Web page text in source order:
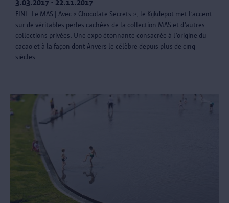
3.03.2017 - 22.11.2017
FINI - Le MAS | Avec « Chocolate Secrets », le Kijkdepot met l’accent
sur de véritables perles cachées de la collection MAS et d’autres
collections privées. Une expo étonnante consacrée à l’origine du
cacao et à la façon dont Anvers le célèbre depuis plus de cinq
siècles.